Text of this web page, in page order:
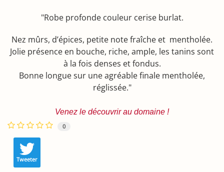
"Robe profonde couleur cerise burlat.
Nez mûrs, d’épices, petite note fraîche et mentholée.
Jolie présence en bouche, riche, ample, les tanins sont
à la fois denses et fondus.
Bonne longue sur une agréable finale mentholée,
réglissée."
Venez le découvrir au domaine !
0
Tweeter